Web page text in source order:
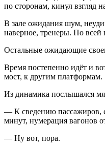
по сторонам, кинул взгляд
В зале ожидания шум,
наверное, тренеры. По всей
Остальные ожидающие
Время постепенно идёт и
мост, к другим платформам.
Из динамика послышался
— К сведению пассажиров,
минут, нумерация вагонов
— Ну вот, пора.